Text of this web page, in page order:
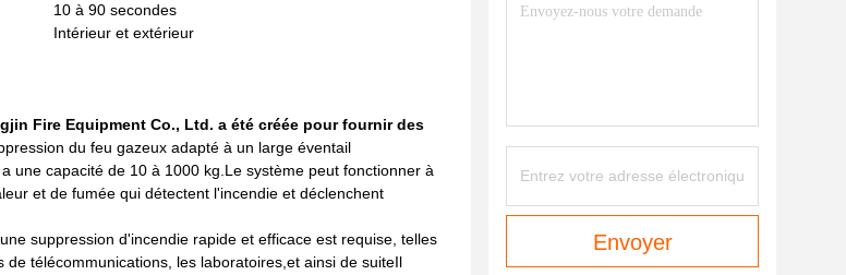
10 à 90 secondes
Intérieur et extérieur
Fire Equipment Co., Ltd. a été créée pour fournir des
du feu gazeux adapté à un large éventail
une capacité de 10 à 1000 kg.Le système peut fonctionner à
et de fumée qui détectent l'incendie et déclenchent
suppression d'incendie rapide et efficace est requise, telles
télécommunications, les laboratoires,et ainsi de suiteIl
Envoyer